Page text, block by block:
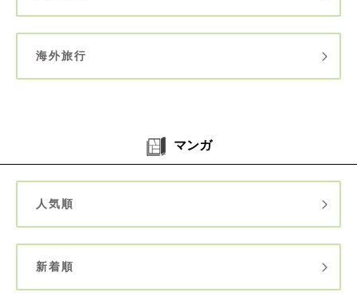
海外旅行
マンガ
人気順
新着順